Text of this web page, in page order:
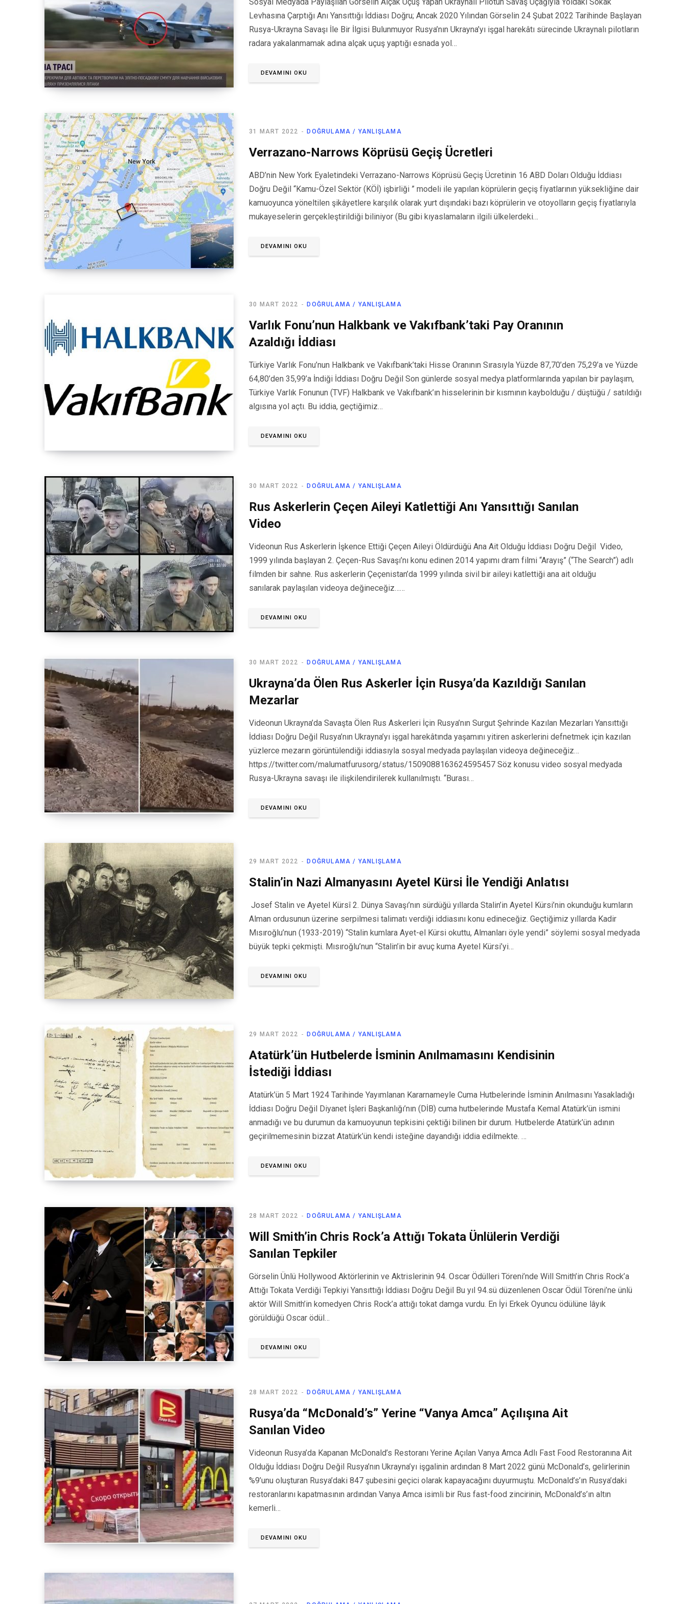
Levhasına Çarptığı Anı Yansıttığı İddiası Doğru; Ancak 2020 Yılından Görselin 24 Şubat 2022 Tarihinde Başlayan
Rusya-Ukrayna Savaşı İle Bir İlgisi Bulunmuyor Rusya’nın Ukrayna’yı işgal harekâtı sürecinde Ukraynalı pilotların
radara yakalanmamak adına alçak uçuş yaptığı esnada yol…
DEVAMINI OKU
DOĞRULAMA / YANLIŞLAMA
31 MART 2022
Verrazano-Narrows Köprüsü Geçiş Ücretleri
ABD’nin New York Eyaletindeki Verrazano-Narrows Köprüsü Geçiş Ücretinin 16 ABD Doları Olduğu İddiası
Doğru Değil “Kamu-Özel Sektör (KÖİ) işbirliği ” modeli ile yapılan köprülerin geçiş fiyatlarının yüksekliğine dair
kamuoyunca yöneltilen şikâyetlere karşılık olarak yurt dışındaki bazı köprülerin ve otoyolların geçiş fiyatlarıyla
mukayeselerin gerçekleştirildiği biliniyor (Bu gibi kıyaslamaların ilgili ülkelerdeki…
DEVAMINI OKU
DOĞRULAMA / YANLIŞLAMA
30 MART 2022
Varlık Fonu’nun Halkbank ve Vakıfbank’taki Pay Oranının
Azaldığı İddiası
Türkiye Varlık Fonu’nun Halkbank ve Vakıfbank’taki Hisse Oranının Sırasıyla Yüzde 87,70’den 75,29’a ve Yüzde
64,80’den 35,99’a İndiği İddiası Doğru Değil Son günlerde sosyal medya platformlarında yapılan bir paylaşım,
Türkiye Varlık Fonunun (TVF) Halkbank ve Vakıfbank’ın hisselerinin bir kısmının kaybolduğu / düştüğü / satıldığı
algısına yol açtı. Bu iddia, geçtiğimiz…
DEVAMINI OKU
DOĞRULAMA / YANLIŞLAMA
30 MART 2022
Rus Askerlerin Çeçen Aileyi Katlettiği Anı Yansıttığı Sanılan
Video
Videonun Rus Askerlerin İşkence Ettiği Çeçen Aileyi Öldürdüğü Ana Ait Olduğu İddiası Doğru Değil Video,
1999 yılında başlayan 2. Çeçen-Rus Savaşı’nı konu edinen 2014 yapımı dram filmi “Arayış” (“The Search”) adlı
filmden bir sahne. Rus askerlerin Çeçenistan’da 1999 yılında sivil bir aileyi katlettiği ana ait olduğu
sanılarak paylaşılan videoya değineceğiz……
DEVAMINI OKU
DOĞRULAMA / YANLIŞLAMA
30 MART 2022
Ukrayna’da Ölen Rus Askerler İçin Rusya’da Kazıldığı Sanılan
Mezarlar
Videonun Ukrayna’da Savaşta Ölen Rus Askerleri İçin Rusya’nın Surgut Şehrinde Kazılan Mezarları Yansıttığı
İddiası Doğru Değil Rusya’nın Ukrayna’yı işgal harekâtında yaşamını yitiren askerlerini defnetmek için kazılan
yüzlerce mezarın görüntülendiği iddiasıyla sosyal medyada paylaşılan videoya değineceğiz…
https://twitter.com/malumatfurusorg/status/1509088163624595457 Söz konusu video sosyal medyada
Rusya-Ukrayna savaşı ile ilişkilendirilerek kullanılmıştı. “Burası…
DEVAMINI OKU
DOĞRULAMA / YANLIŞLAMA
29 MART 2022
Stalin’in Nazi Almanyasını Ayetel Kürsi İle Yendiği Anlatısı
Josef Stalin ve Ayetel Kürsî 2. Dünya Savaşı’nın sürdüğü yıllarda Stalin’in Ayetel Kürsi’nin okunduğu kumların
Alman ordusunun üzerine serpilmesi talimatı verdiği iddiasını konu edineceğiz. Geçtiğimiz yıllarda Kadir
Mısıroğlu’nun (1933-2019) “Stalin kumlara Ayet-el Kürsi okuttu, Almanları öyle yendi” söylemi sosyal medyada
büyük tepki çekmişti. Mısıroğlu’nun “Stalin’in bir avuç kuma Ayetel Kürsi’yi…
DEVAMINI OKU
DOĞRULAMA / YANLIŞLAMA
29 MART 2022
Atatürk’ün Hutbelerde İsminin Anılmamasını Kendisinin
İstediği İddiası
Atatürk’ün 5 Mart 1924 Tarihinde Yayımlanan Kararnameyle Cuma Hutbelerinde İsminin Anılmasını Yasakladığı
İddiası Doğru Değil Diyanet İşleri Başkanlığı’nın (DİB) cuma hutbelerinde Mustafa Kemal Atatürk’ün ismini
anmadığı ve bu durumun da kamuoyunun tepkisini çektiği bilinen bir durum. Hutbelerde Atatürk’ün adının
geçirilmemesinin bizzat Atatürk’ün kendi isteğine dayandığı iddia edilmekte. …
DEVAMINI OKU
DOĞRULAMA / YANLIŞLAMA
28 MART 2022
Will Smith’in Chris Rock’a Attığı Tokata Ünlülerin Verdiği
Sanılan Tepkiler
Görselin Ünlü Hollywood Aktörlerinin ve Aktrislerinin 94. Oscar Ödülleri Töreni’nde Will Smith’in Chris Rock’a
Attığı Tokata Verdiği Tepkiyi Yansıttığı İddiası Doğru Değil Bu yıl 94.sü düzenlenen Oscar Ödül Töreni’ne ünlü
aktör Will Smith’in komedyen Chris Rock’a attığı tokat damga vurdu. En İyi Erkek Oyuncu ödülüne lâyık
görüldüğü Oscar ödül…
DEVAMINI OKU
DOĞRULAMA / YANLIŞLAMA
28 MART 2022
Rusya’da “McDonald’s” Yerine “Vanya Amca” Açılışına Ait
Sanılan Video
Videonun Rusya’da Kapanan McDonald’s Restoranı Yerine Açılan Vanya Amca Adlı Fast Food Restoranına Ait
Olduğu İddiası Doğru Değil Rusya’nın Ukrayna’yı işgalinin ardından 8 Mart 2022 günü McDonald’s, gelirlerinin
%9’unu oluşturan Rusya’daki 847 şubesini geçici olarak kapayacağını duyurmuştu. McDonald’s’ın Rusya’daki
restoranlarını kapatmasının ardından Vanya Amca isimli bir Rus fast-food zincirinin, McDonald’s’ın altın
kemerli…
DEVAMINI OKU